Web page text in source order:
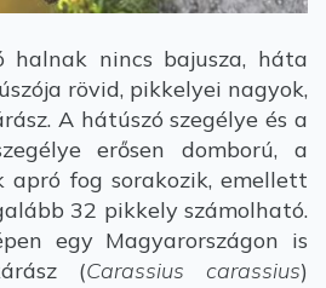
nincs bajusza, háta
rövid, pikkelyei nagyok,
A hátúszó szegélye és a
erősen domború, a
apró fog sorakozik, emellett
32 pikkely számolható.
egy Magyarországon is
(Carassius carassius)